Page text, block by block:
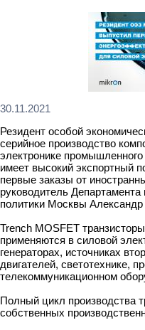
30.11.2021
Резидент особой
серийное производство
электронике
имеет высокий экспортный
первые заказы от
руководитель
политики Москвы
Trench MOSFET
применяются в силовой
генераторах, источниках
двигателей, светотехнике,
телекоммуникационном
Полный цикл производства
собственных